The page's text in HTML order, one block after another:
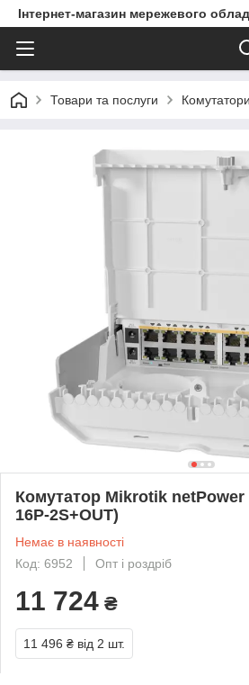
Інтернет-магазин мережевого
Товари та послуги Комутатори
Комутатор Mikrotik netPower
16P-2S+OUT)
Немає в наявності
Код: 6952
Опт і роздріб
11 724 ₴
11 496 ₴ від 2 шт.